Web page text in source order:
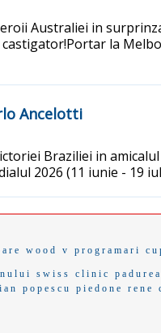
Australiei in
la
Ancelotti
Braziliei in
2026 (11 iunie - 19
wood v programari
swiss clinic padurea
popescu piedone rene